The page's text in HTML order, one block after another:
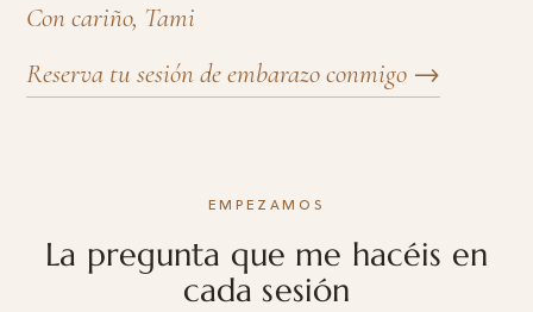
Con cariño, Tami
Reserva tu sesión de embarazo conmigo →
EMPEZAMOS
La pregunta que me hacéis en
cada sesión